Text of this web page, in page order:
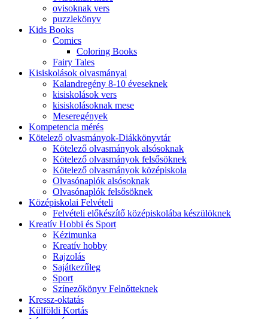
ovisoknak vers
puzzlekönyv
Kids Books
Comics
Coloring Books
Fairy Tales
Kisiskolások olvasmányai
Kalandregény 8-10 éveseknek
kisiskolások vers
kisiskolásoknak mese
Meseregények
Kompetencia mérés
Kötelező olvasmányok-Diákkönyvtár
Kötelező olvasmányok alsósoknak
Kötelező olvasmányok felsősöknek
Kötelező olvasmányok középiskola
Olvasónaplók alsósoknak
Olvasónaplók felsősöknek
Középiskolai Felvételi
Felvételi előkészítő középiskolába készülöknek
Kreatív Hobbi és Sport
Kézimunka
Kreatív hobby
Rajzolás
Sajátkezűleg
Sport
Színezőkönyv Felnőtteknek
Kressz-oktatás
Külföldi Kortás